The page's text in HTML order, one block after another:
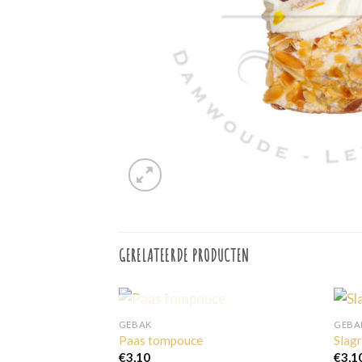
GERELATEERDE PRODUCTEN
GEBAK
Paas tompouce
€3,10
€